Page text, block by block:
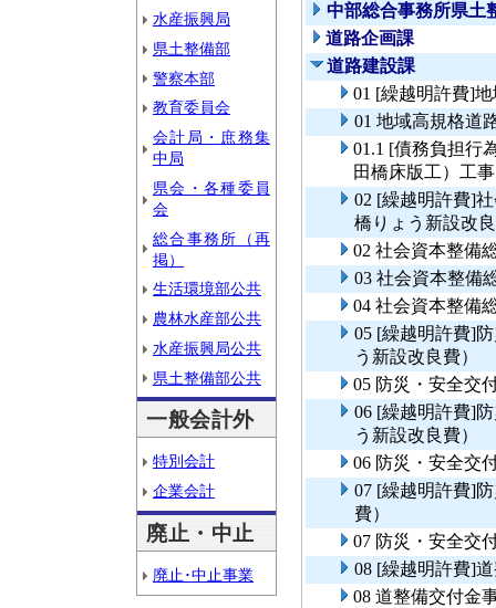
水産振興局
県土整備部
警察本部
教育委員会
会計局・庶務集
中局
県会・各種委員
会
総合事務所（再
掲）
生活環境部公共
農林水産部公共
水産振興局公共
県土整備部公共
一般会計外
特別会計
企業会計
廃止・中止
廃止･中止事業
中部総合事務所県土
道路企画課
道路建設課
01 [繰越明許費]
01 地域高規格道
01.1 [債務負担行
田橋床版工）工事
02 [繰越明許費]
橋りょう新設改
02 社会資本整備
03 社会資本整備
04 社会資本整備
05 [繰越明許費]
う新設改良費）
05 防災・安全交
06 [繰越明許費]
う新設改良費）
06 防災・安全交
07 [繰越明許費]
費）
07 防災・安全交
08 [繰越明許費]
08 道整備交付金